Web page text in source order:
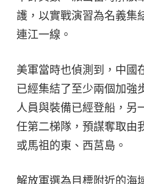
護，以實戰演習為名義集
連江一線。
美軍當時也偵測到，中國
已經集結了至少兩個加強
人員與裝備已經登船，另
任第二梯隊，預謀奪取由
或馬祖的東、西莒島。
解放軍選為目標附近的海